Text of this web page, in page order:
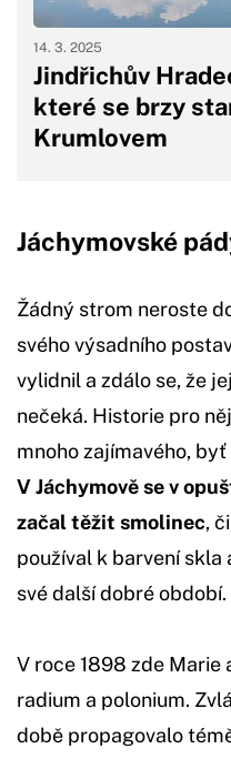
Jindřichův
které se brzy
Krumlovem
14. 3. 2025
Jáchymovské
Žádný strom neroste
svého výsadního
vylidnil a zdálo se, že
nečeká. Historie pro
mnoho zajímavého,
V Jáchymově se v
začal těžit smolinec,
používal k barvení skla
své další dobré období.
V roce 1898 zde Marie
radium a polonium.
době propagovalo